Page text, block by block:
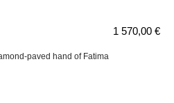
paved hand of Fatima
1 570,00 €